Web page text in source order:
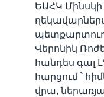
ԵԱՀԿ
Վերոնիկ
հանդես գալ
հարցում ՝
վրա,